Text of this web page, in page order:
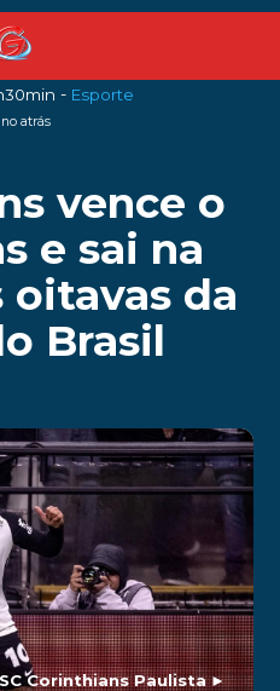
- Esporte
atrás
vence o
e sai na
da
Brasil
Corinthians Paulista►